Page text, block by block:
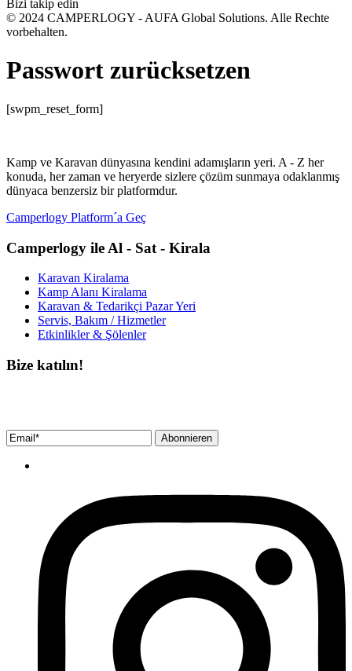
Bizi takip edin
© 2024 CAMPERLOGY - AUFA Global Solutions. Alle Rechte
vorbehalten.
Passwort zurücksetzen
[swpm_reset_form]
Kamp ve Karavan dünyasına kendini adamışların yeri. A - Z her
konuda, her zaman ve heryerde sizlere çözüm sunmaya odaklanmış
dünyaca benzersiz bir platformdur.
Camperlogy Platform´a Geç
Camperlogy ile Al - Sat - Kirala
Karavan Kiralama
Kamp Alanı Kiralama
Karavan & Tedarikçi Pazar Yeri
Servis, Bakım / Hizmetler
Etkinlikler & Şölenler
Bize katılın!